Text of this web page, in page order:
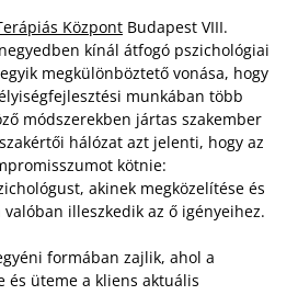
Központ Budapest VIII.
kínál átfogó pszichológiai
megkülönböztető vonása, hogy
munkában több
módszerekben jártas szakember
hálózat azt jelenti, hogy az
kötnie:
akinek megközelítése és
illeszkedik az ő igényeihez.
formában zajlik, ahol a
és üteme a kliens aktuális